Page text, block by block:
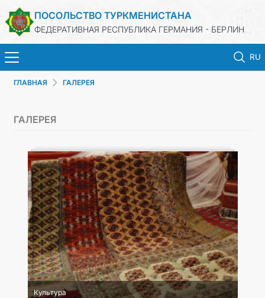
ПОСОЛЬСТВО ТУРКМЕНИСТАНА
ФЕДЕРАТИВНАЯ РЕСПУБЛИКА ГЕРМАНИЯ - БЕРЛИН
RU
МИД ТУРКМЕНИСТАНА
ТУРКМЕНИСТАН
КОНСУЛЬСКИЙ ОТДЕЛ
ИНВЕСТИЦИИ В ТУРКМЕНИСТАН
КОНТАКТНЫЕ ДАННЫЕ
ГЛАВНАЯ ГАЛЕРЕЯ
ГАЛЕРЕЯ
Культура